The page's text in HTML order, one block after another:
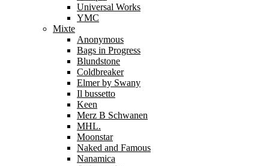
Universal Works
YMC
Mixte
Anonymous
Bags in Progress
Blundstone
Coldbreaker
Elmer by Swany
Il bussetto
Keen
Merz B Schwanen
MHL.
Moonstar
Naked and Famous
Nanamica